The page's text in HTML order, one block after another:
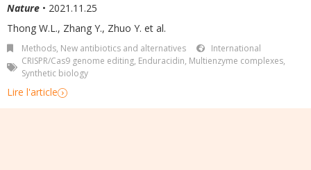
Nature • 2021.11.25
Thong W.L., Zhang Y., Zhuo Y. et al.
Methods, New antibiotics and alternatives
International
CRISPR/Cas9 genome editing, Enduracidin, Multienzyme complexes,
Synthetic biology
Lire l'article